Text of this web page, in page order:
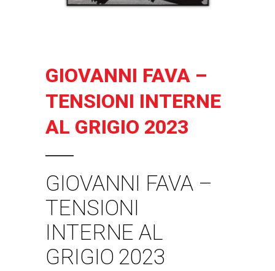
GIOVANNI FAVA –
TENSIONI INTERNE
AL GRIGIO 2023
GIOVANNI FAVA –
TENSIONI
INTERNE AL
GRIGIO 2023